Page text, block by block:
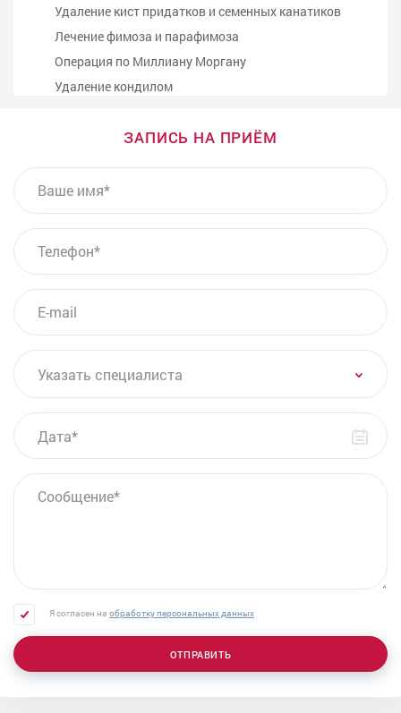
Удаление кист придатков и семенных канатиков
Лечение фимоза и парафимоза
Операция по Миллиану Моргану
Удаление кондилом
Мастэктомия
Блокада суставов
Герниопластика пупочной грыжи
Другие услуги
ЗАПИСЬ НА ПРИЁМ
Указать специалиста
Я согласен на обработку персональных данных
ОТПРАВИТЬ